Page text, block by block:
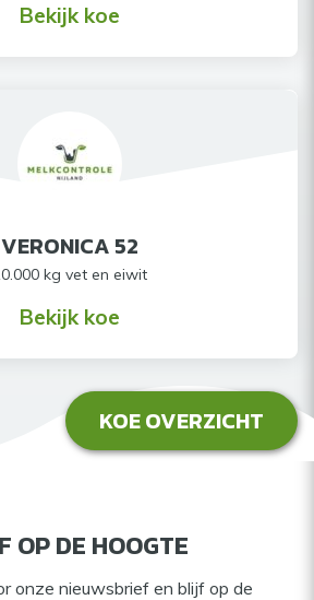
Bekijk koe
VERONICA 52
kg vet en eiwit
Bekijk koe
KOE OVERZICHT
OP DE HOOGTE
onze nieuwsbrief en blijf op de